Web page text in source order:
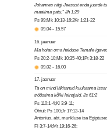
Johannes nägi Jeesust enda juurde
maailma patu.“ Jh 1:29
Ps 99;Mk 10:13-16;2Kr 1:21-22
09.04- 15.57
16. jaanuar
Ma hoian oma helduse Temale
Ps 20:2-10;Mk 10:35-40;1Pt 3:18-22
09.02 - 16.00
17. jaanuar
Ta on mind läkitanud kuulutama
trööstima kõiki leinajaid. Js 61:2
Ps 110:1-4;Kl 3:9-11;
Õhtul: Ps 100;Jr 17:12-14
Antonius, abt, munkluse isa
Fl 3:7-14;Mt 19:16-26;